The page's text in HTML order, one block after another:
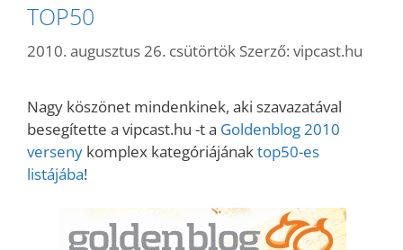
TOP50
2010. augusztus 26. csütörtök Szerző: vipcast.hu
Nagy köszönet mindenkinek, aki szavazatával
besegítette a vipcast.hu -t a Goldenblog 2010
verseny komplex kategóriájánaktop50-es
listájába!